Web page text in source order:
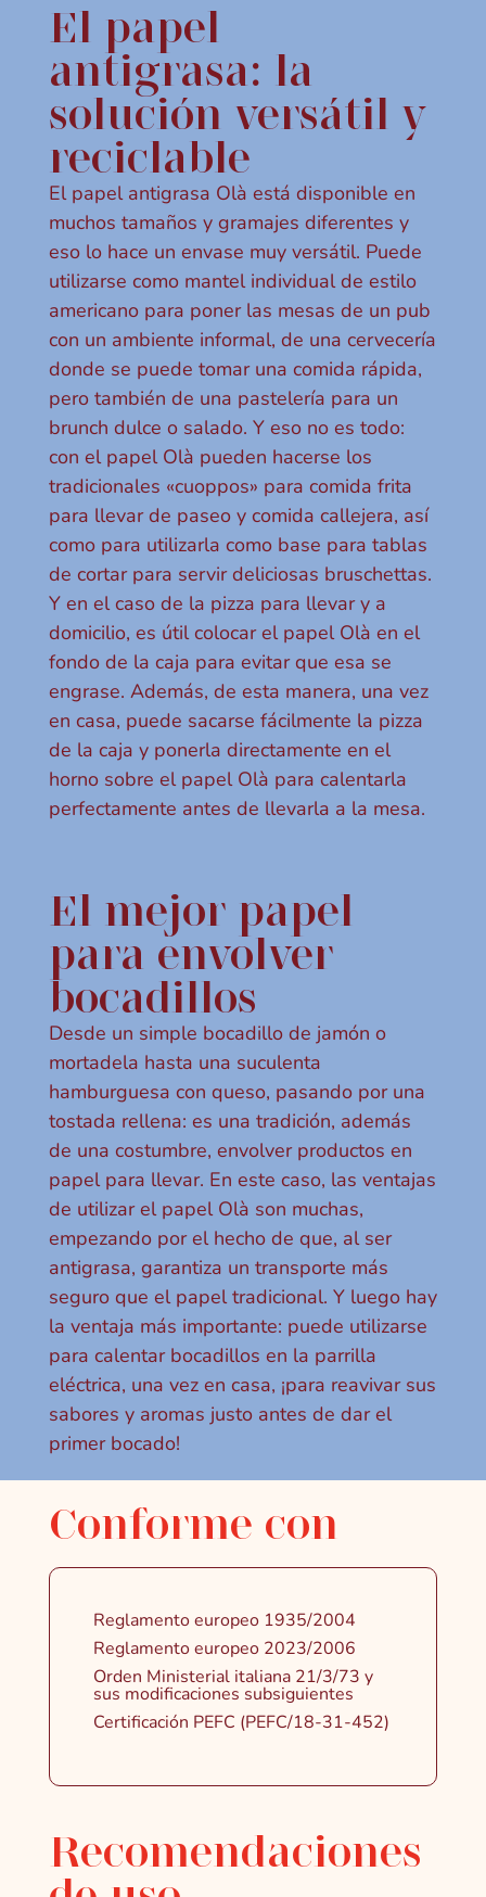
El papel
antigrasa: la
solución versátil y
reciclable
El papel antigrasa Olà está disponible en
muchos tamaños y gramajes diferentes y
eso lo hace un envase muy versátil. Puede
utilizarse como mantel individual de estilo
americano para poner las mesas de un pub
con un ambiente informal, de una cervecería
donde se puede tomar una comida rápida,
pero también de una pastelería para un
brunch dulce o salado. Y eso no es todo:
con el papel Olà pueden hacerse los
tradicionales «cuoppos» para comida frita
para llevar de paseo y comida callejera, así
como para utilizarla como base para tablas
de cortar para servir deliciosas bruschettas.
Y en el caso de la pizza para llevar y a
domicilio, es útil colocar el papel Olà en el
fondo de la caja para evitar que esa se
engrase. Además, de esta manera, una vez
en casa, puede sacarse fácilmente la pizza
de la caja y ponerla directamente en el
horno sobre el papel Olà para calentarla
perfectamente antes de llevarla a la mesa.
El mejor papel
para envolver
bocadillos
Desde un simple bocadillo de jamón o
mortadela hasta una suculenta
hamburguesa con queso, pasando por una
tostada rellena: es una tradición, además
de una costumbre, envolver productos en
papel para llevar. En este caso, las ventajas
de utilizar el papel Olà son muchas,
empezando por el hecho de que, al ser
antigrasa, garantiza un transporte más
seguro que el papel tradicional. Y luego hay
la ventaja más importante: puede utilizarse
para calentar bocadillos en la parrilla
eléctrica, una vez en casa, ¡para reavivar sus
sabores y aromas justo antes de dar el
primer bocado!
Conforme con
Reglamento europeo 1935/2004
Reglamento europeo 2023/2006
Orden Ministerial italiana 21/3/73 y
sus modificaciones subsiguientes
Certificación PEFC (PEFC/18-31-452)
Recomendaciones